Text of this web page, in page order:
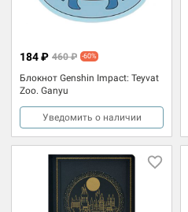
Блокнот Genshin Impact: Teyvat
Zoo. Ganyu
184 ₽ 460 ₽ -60%
Уведомить о наличии